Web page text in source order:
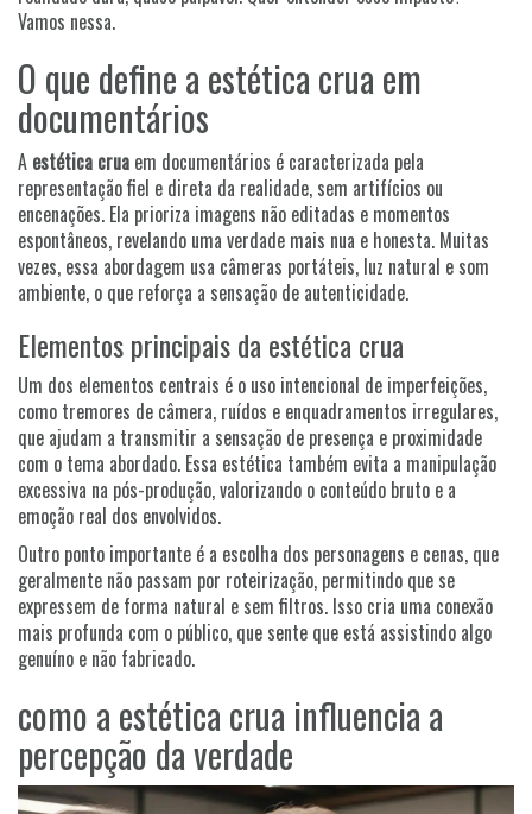
Vamos nessa.
O que define a estética crua em
documentários
A estética crua em documentários é caracterizada pela
representação fiel e direta da realidade, sem artifícios ou
encenações. Ela prioriza imagens não editadas e momentos
espontâneos, revelando uma verdade mais nua e honesta. Muitas
vezes, essa abordagem usa câmeras portáteis, luz natural e som
ambiente, o que reforça a sensação de autenticidade.
Elementos principais da estética crua
Um dos elementos centrais é o uso intencional de imperfeições,
como tremores de câmera, ruídos e enquadramentos irregulares,
que ajudam a transmitir a sensação de presença e proximidade
com o tema abordado. Essa estética também evita a manipulação
excessiva na pós-produção, valorizando o conteúdo bruto e a
emoção real dos envolvidos.
Outro ponto importante é a escolha dos personagens e cenas, que
geralmente não passam por roteirização, permitindo que se
expressem de forma natural e sem filtros. Isso cria uma conexão
mais profunda com o público, que sente que está assistindo algo
genuíno e não fabricado.
como a estética crua influencia a
percepção da verdade